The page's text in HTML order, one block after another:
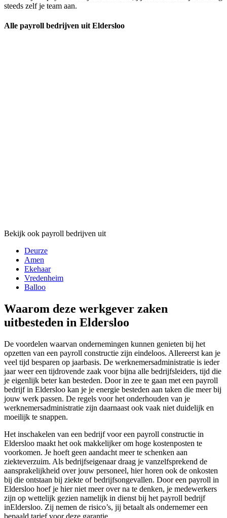
steeds zelf je team aan.
Alle payroll bedrijven uit Eldersloo
Bekijk ook payroll bedrijven uit
Deurze
Amen
Ekehaar
Vredenheim
Balloo
Waarom deze werkgever zaken
uitbesteden in Eldersloo
De voordelen waarvan ondernemingen kunnen genieten bij het
opzetten van een payroll constructie zijn eindeloos. Allereerst kan je
veel tijd besparen op jaarbasis. De werknemersadministratie is ieder
jaar weer een tijdrovende zaak voor bijna alle bedrijfsleiders, tijd die
je eigenlijk beter kan besteden. Door in zee te gaan met een payroll
bedrijf in Eldersloo kan je je energie besteden aan taken die meer bij
jouw werk passen. De regels voor het onderhouden van je
werknemersadministratie zijn daarnaast ook vaak niet duidelijk en
moeilijk te snappen.
Het inschakelen van een bedrijf voor een payroll constructie in
Eldersloo maakt het ook makkelijker om hoge kostenposten te
voorkomen. Je hoeft geen aandacht meer te schenken aan
ziekteverzuim. Als bedrijfseigenaar draag je vanzelfsprekend de
aansprakelijkheid over jouw personeel, hier horen ook de onkosten
bij die ontstaan bij ziekte of bedrijfsongevallen. Door een payroll in
Eldersloo hoef je hier niet meer over na te denken, je medewerkers
zijn op wettelijk gezien namelijk in dienst bij het payroll bedrijf
inEldersloo. Zij nemen de risico’s, jij betaalt als ondernemer een
bepaald tarief voor deze garantie.